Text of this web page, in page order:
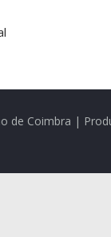
de Coimbra |